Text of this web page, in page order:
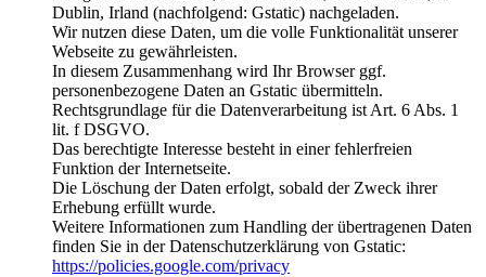
Dublin, Irland (nachfolgend: Gstatic) nachgeladen.
Wir nutzen diese Daten, um die volle Funktionalität unserer
Webseite zu gewährleisten.
In diesem Zusammenhang wird Ihr Browser ggf.
personenbezogene Daten an Gstatic übermitteln.
Rechtsgrundlage für die Datenverarbeitung ist Art. 6 Abs. 1
lit. f DSGVO.
Das berechtigte Interesse besteht in einer fehlerfreien
Funktion der Internetseite.
Die Löschung der Daten erfolgt, sobald der Zweck ihrer
Erhebung erfüllt wurde.
Weitere Informationen zum Handling der übertragenen Daten
finden Sie in der Datenschutzerklärung von Gstatic:
https://policies.google.com/privacy